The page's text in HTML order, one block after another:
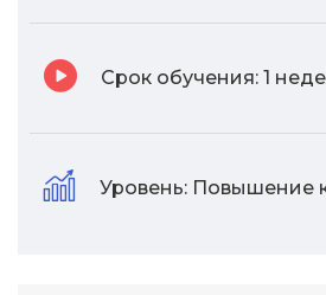
Срок обучения: 1
Уровень: Повышение